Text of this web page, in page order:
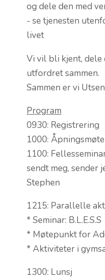
og dele den med
- se tjenesten
livet
Vi vil bli kjent,
utfordret sammen.
Sammen er vi
Program
0930: Registrering
1000: Åpningsmøte
1100:
sendt meg, sender
Stephen
1215: Parallelle
* Seminar: B.L.E.S.S
* Møtepunkt for
* Aktiviteter i
1300: Lunsj